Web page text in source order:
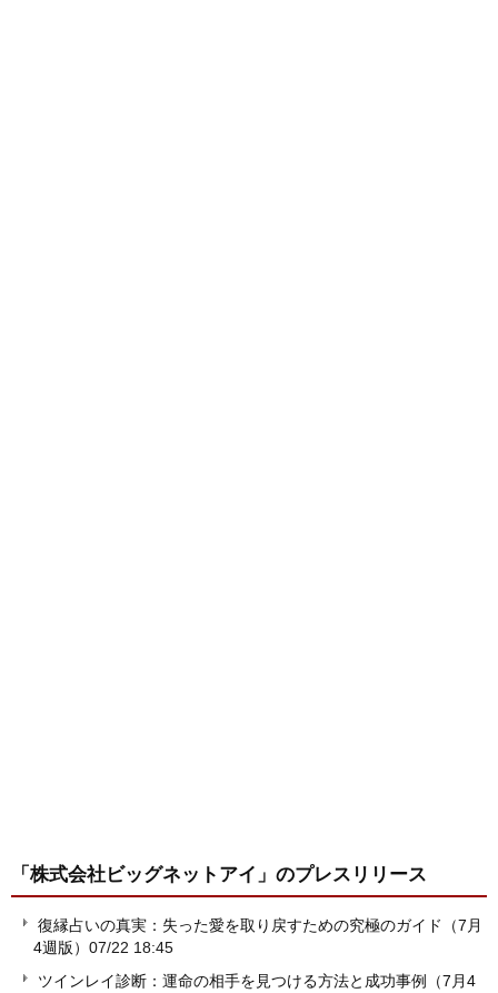
「株式会社ビッグネットアイ」 のプレスリリース
復縁占いの真実：失った愛を取り戻すための究極のガイド（7月
4週版） 07/22 18:45
ツインレイ診断：運命の相手を見つける方法と成功事例（7月4